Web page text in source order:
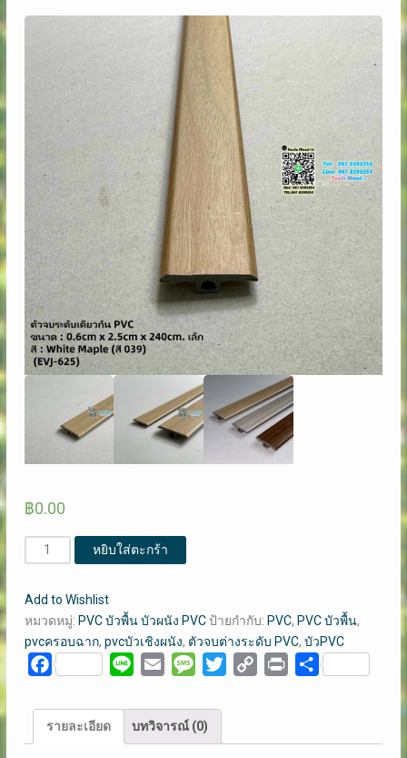
฿0.00
จำนวน
#039#ตัว
ระดับ
เดียวกัน
PVC
0.6
2.5
หยิบใส่ตะกร้า
Add to Wishlist
หมวดหมู่: PVC บัวพื้น บัวผนัง PVC ป้ายกำกับ: PVC, PVC บัวพื้น,
pvcครอบฉาก, pvcบัวเชิงผนัง, ตัวจบต่างระดับ PVC, บัวPVC
Facebook Line Email MessageTwitterCopy
Print Share
รายละเอียด บทวิจารณ์ (0)